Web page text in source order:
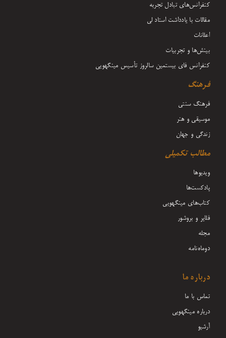
کنفرانس‌های تبادل تجربه
مقالات با یادداشت‌ استاد لی
اعلانات
بینش‌ها و تجربیات
کنفرانس فای بیستمین سالروز تأسیس مینگهویی
فرهنگ
فرهنگ سنتی
موسیقی و هنر
زندگی و جهان
مطالب تکمیلی
ویدیوها
پادکست‌ها
کتاب‌های مینگهویی
فلایر و بروشور
مجله
دوماه‌نامه
درباره ما
تماس با ما
درباره مینگهویی
آرشیو